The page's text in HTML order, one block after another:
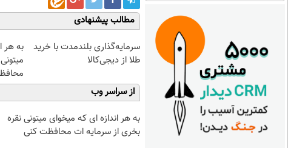
مطالب پیشنهادی
سرمایه‌گذاری بلندمدت با خرید
طلا از دیجی‌کالا
به هر
از سراسر وب
به هر اندازه ای که میخوای میتونی نقره
بخری از سرمایه ات محافظت کنی